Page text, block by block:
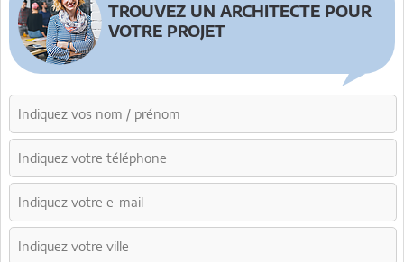
TROUVEZ UN ARCHITECTE POUR
VOTRE PROJET